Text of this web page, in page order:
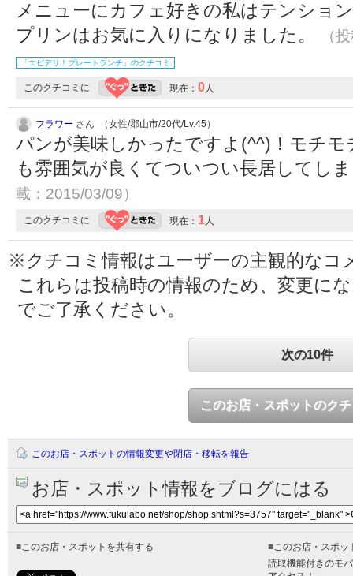
メニューにカフェ好きの私はテンショ
プリンはお気に入りになりました。
（
「エビデリ！プレートランチ」のクチコミ
このクチコミに 現在： 0人
フラワー さん （女性/郡山市/20代/Lv.45）
パンが美味しかったですよ(^^)！モチ
も雰囲気が良くてついつい長居してし
載：2015/03/09）
このクチコミに 現在： 1人
※クチコミ情報はユーザーの主観的なコ
これらは投稿時の情報のため、変更に
でご了承ください。
次の10件
このお店・スポットのク
このお店・スポットの情報変更や閉店・移転を報告
お店・スポット情報をブログにはる
■このお店・スポットを共有する ■このお店・スポッ
読取機能付きのモ